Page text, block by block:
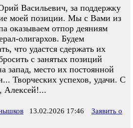
Васильевич, за поддержку
моей позиции. Мы с Вами из
оказываем отпор деяниям
олигархов. Будем
что удастся сдержать их
с занятых позиций
запад, место их постоянной
Творческих успехов, удачи. С
Алексей!...
13.02.2026 17:46
Заявить о